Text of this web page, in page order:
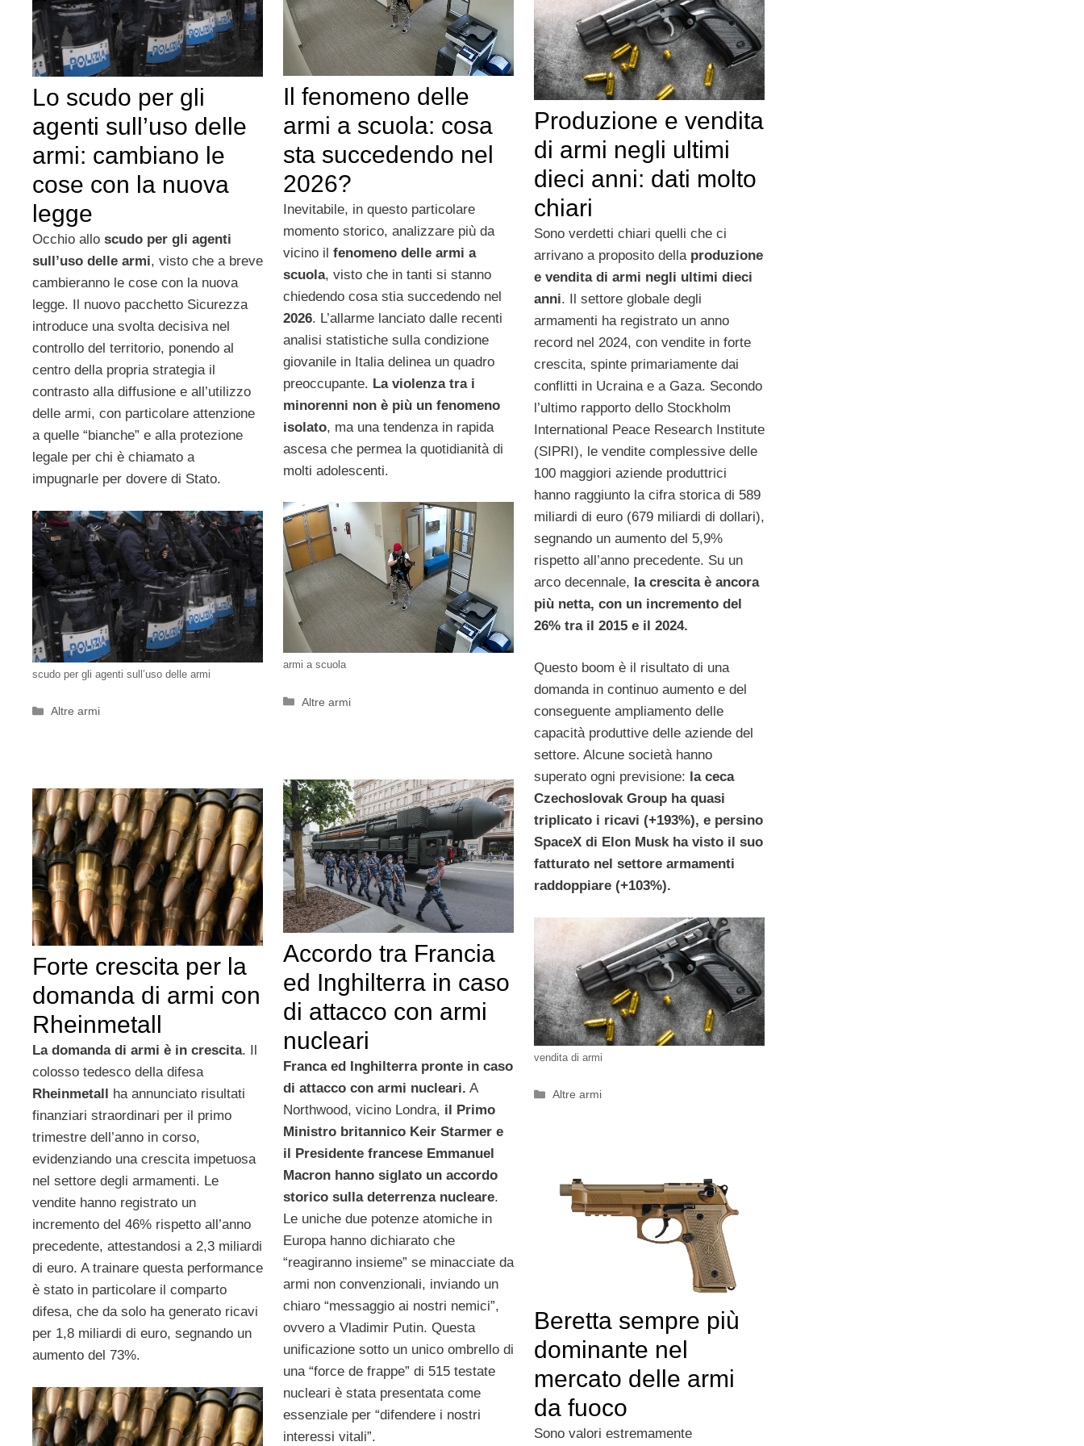
Lo scudo per gli
agenti sull’uso delle
armi: cambiano le
cose con la nuova
legge
Occhio allo scudo per gli agenti
sull’uso delle armi, visto che a breve
cambieranno le cose con la nuova
legge. Il nuovo pacchetto Sicurezza
introduce una svolta decisiva nel
controllo del territorio, ponendo al
centro della propria strategia il
contrasto alla diffusione e all’utilizzo
delle armi, con particolare attenzione
a quelle “bianche” e alla protezione
legale per chi è chiamato a
impugnarle per dovere di Stato.
scudo per gli agenti sull’uso delle armi
Categorie
Altre armi
Il fenomeno delle
armi a scuola: cosa
sta succedendo nel
2026?
Inevitabile, in questo particolare
momento storico, analizzare più da
vicino il fenomeno delle armi a
scuola, visto che in tanti si stanno
chiedendo cosa stia succedendo nel
2026. L’allarme lanciato dalle recenti
analisi statistiche sulla condizione
giovanile in Italia delinea un quadro
preoccupante. La violenza tra i
minorenni non è più un fenomeno
isolato, ma una tendenza in rapida
ascesa che permea la quotidianità di
molti adolescenti.
armi a scuola
Categorie
Altre armi
Produzione e vendita
di armi negli ultimi
dieci anni: dati molto
chiari
Sono verdetti chiari quelli che ci
arrivano a proposito della produzione
e vendita di armi negli ultimi dieci
anni. Il settore globale degli
armamenti ha registrato un anno
record nel 2024, con vendite in forte
crescita, spinte primariamente dai
conflitti in Ucraina e a Gaza. Secondo
l’ultimo rapporto dello Stockholm
International Peace Research Institute
(SIPRI), le vendite complessive delle
100 maggiori aziende produttrici
hanno raggiunto la cifra storica di 589
miliardi di euro (679 miliardi di dollari),
segnando un aumento del 5,9%
rispetto all’anno precedente. Su un
arco decennale, la crescita è ancora
più netta, con un incremento del
26% tra il 2015 e il 2024.
Questo boom è il risultato di una
domanda in continuo aumento e del
conseguente ampliamento delle
capacità produttive delle aziende del
settore. Alcune società hanno
superato ogni previsione: la ceca
Czechoslovak Group ha quasi
triplicato i ricavi (+193%), e persino
SpaceX di Elon Musk ha visto il suo
fatturato nel settore armamenti
raddoppiare (+103%).
vendita di armi
Categorie
Altre armi
Accordo tra Francia
ed Inghilterra in caso
di attacco con armi
nucleari
Franca ed Inghilterra pronte in caso
di attacco con armi nucleari. A
Northwood, vicino Londra, il Primo
Ministro britannico Keir Starmer e
il Presidente francese Emmanuel
Macron hanno siglato un accordo
storico sulla deterrenza nucleare.
Le uniche due potenze atomiche in
Europa hanno dichiarato che
“reagiranno insieme” se minacciate da
armi non convenzionali, inviando un
chiaro “messaggio ai nostri nemici”,
ovvero a Vladimir Putin. Questa
unificazione sotto un unico ombrello di
una “force de frappe” di 515 testate
nucleari è stata presentata come
essenziale per “difendere i nostri
interessi vitali”.
Forte crescita per la
domanda di armi con
Rheinmetall
La domanda di armi è in crescita. Il
colosso tedesco della difesa
Rheinmetall ha annunciato risultati
finanziari straordinari per il primo
trimestre dell’anno in corso,
evidenziando una crescita impetuosa
nel settore degli armamenti. Le
vendite hanno registrato un
incremento del 46% rispetto all’anno
precedente, attestandosi a 2,3 miliardi
di euro. A trainare questa performance
è stato in particolare il comparto
difesa, che da solo ha generato ricavi
per 1,8 miliardi di euro, segnando un
aumento del 73%.
Beretta sempre più
dominante nel
mercato delle armi
da fuoco
Sono valori estremamente